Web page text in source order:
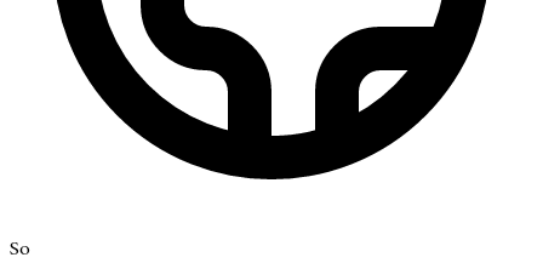
So